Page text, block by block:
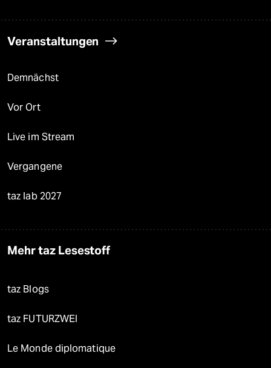
Veranstaltungen
Demnächst
Vor Ort
Live im Stream
Vergangene
taz lab 2027
Mehr taz Lesestoff
taz Blogs
taz FUTURZWEI
Le Monde diplomatique